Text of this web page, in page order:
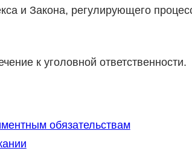
и Закона, регулирующего
к уголовной ответственности.
обязательствам